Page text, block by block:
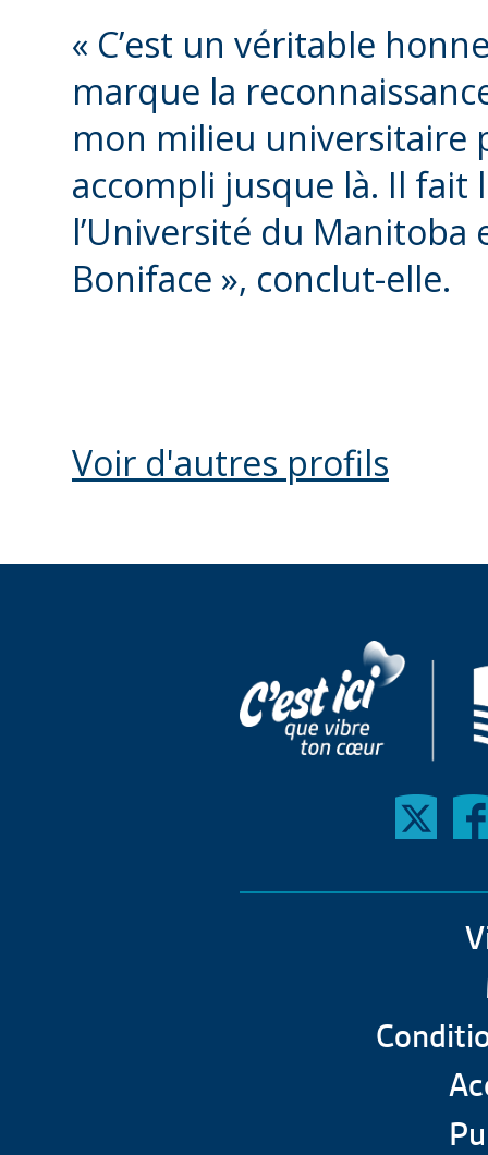
« C’est un véritable
marque la
mon milieu universitaire
accompli jusque là. Il
l’Université du
Boniface », conclut-elle.
Voir d'autres profils